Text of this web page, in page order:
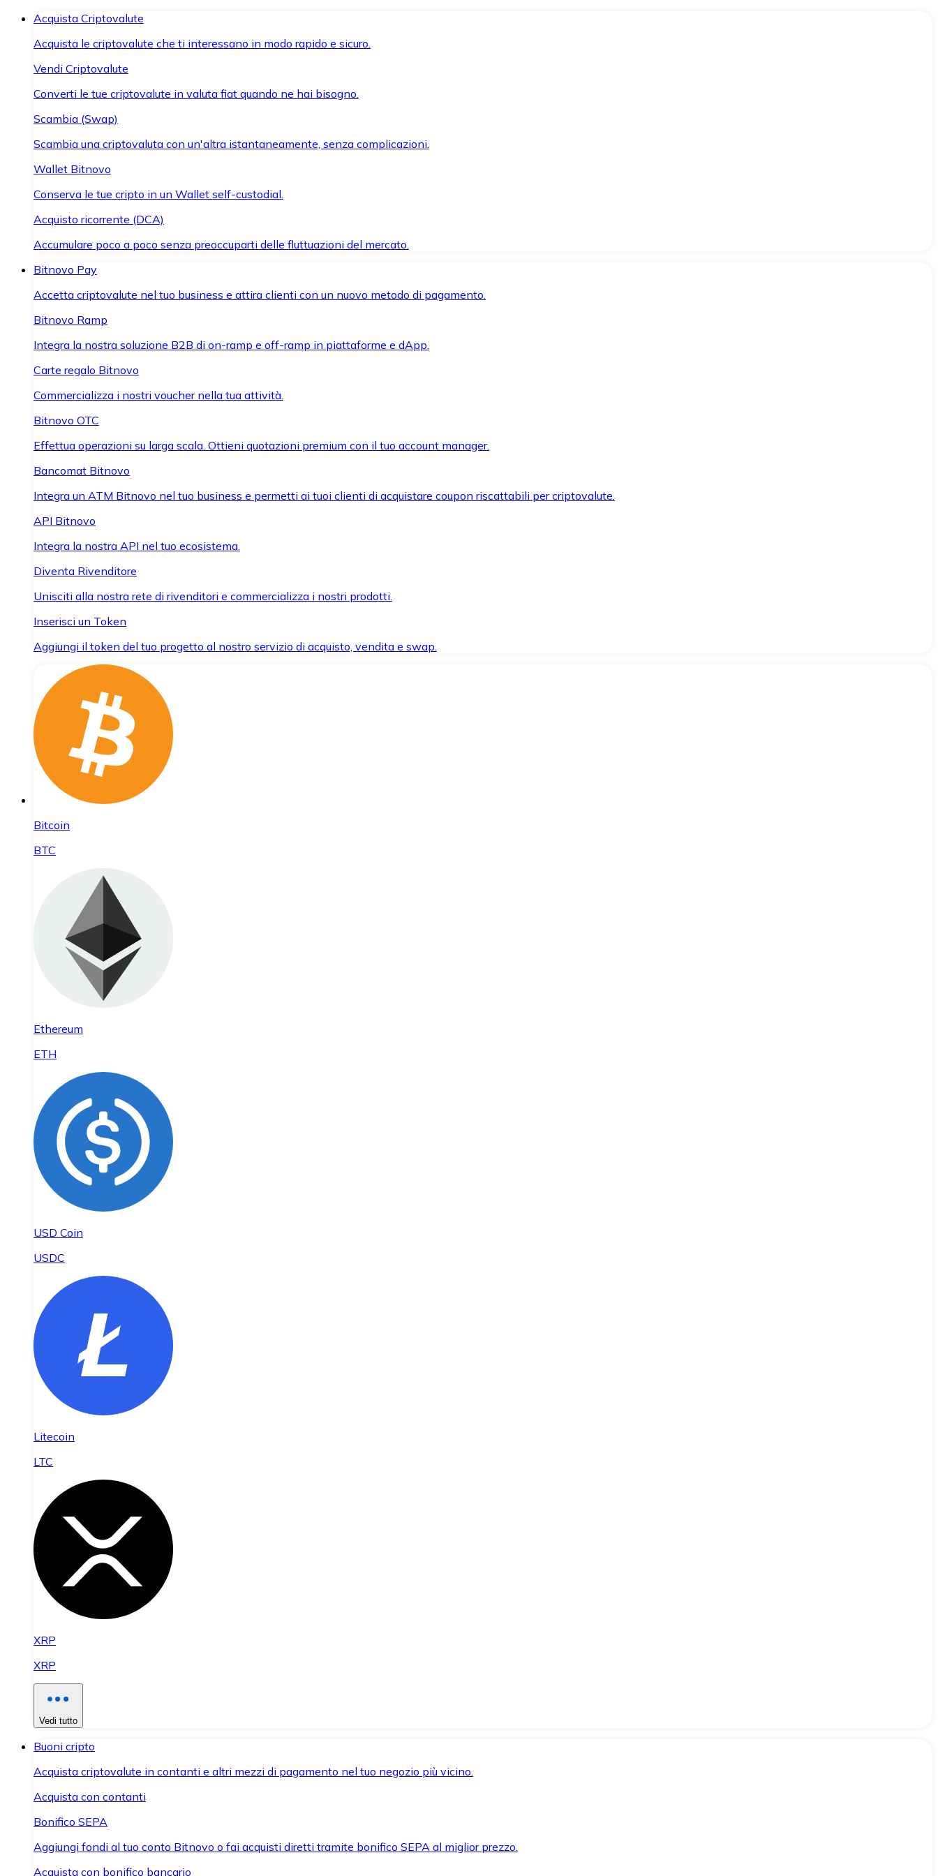
Acquista Criptovalute
Acquista le criptovalute che ti interessano in modo rapido e sicuro.
Vendi Criptovalute
Converti le tue criptovalute in valuta fiat quando ne hai bisogno.
Scambia (Swap)
Scambia una criptovaluta con un'altra istantaneamente, senza complicazioni.
Wallet Bitnovo
Conserva le tue cripto in un Wallet self-custodial.
Acquisto ricorrente (DCA)
Accumulare poco a poco senza preoccuparti delle fluttuazioni del mercato.
Bitnovo Pay
Accetta criptovalute nel tuo business e attira clienti con un nuovo metodo di pagamento.
Bitnovo Ramp
Integra la nostra soluzione B2B di on-ramp e off-ramp in piattaforme e dApp.
Carte regalo Bitnovo
Commercializza i nostri voucher nella tua attività.
Bitnovo OTC
Effettua operazioni su larga scala. Ottieni quotazioni premium con il tuo account manager.
Bancomat Bitnovo
Integra un ATM Bitnovo nel tuo business e permetti ai tuoi clienti di acquistare coupon riscattabili per criptovalute.
API Bitnovo
Integra la nostra API nel tuo ecosistema.
Diventa Rivenditore
Unisciti alla nostra rete di rivenditori e commercializza i nostri prodotti.
Inserisci un Token
Aggiungi il token del tuo progetto al nostro servizio di acquisto, vendita e swap.
Bitcoin
BTC
Ethereum
ETH
USD Coin
USDC
Litecoin
LTC
XRP
XRP
Vedi tutto
Buoni cripto
Acquista criptovalute in contanti e altri mezzi di pagamento nel tuo negozio più vicino.
Acquista con contanti
Bonifico SEPA
Aggiungi fondi al tuo conto Bitnovo o fai acquisti diretti tramite bonifico SEPA al miglior prezzo.
Acquista con bonifico bancario